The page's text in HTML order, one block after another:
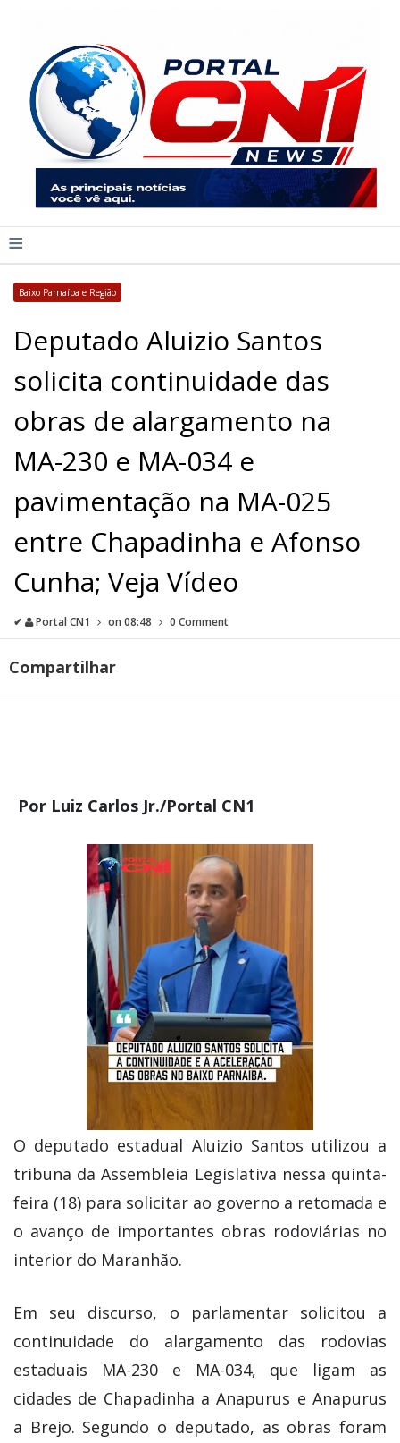
≡
Baixo Parnaíba e Região
Deputado Aluizio Santos
solicita continuidade das
obras de alargamento na
MA-230 e MA-034 e
pavimentação na MA-025
entre Chapadinha e Afonso
Cunha; Veja Vídeo
✔ Portal CN1 on 08:48 0 Comment
Compartilhar
Por Luiz Carlos Jr./Portal CN1
O deputado estadual Aluizio Santos utilizou a
tribuna da Assembleia Legislativa nessa quinta-
feira (18) para solicitar ao governo a retomada e
o avanço de importantes obras rodoviárias no
interior do Maranhão.
Em seu discurso, o parlamentar solicitou a
continuidade do alargamento das rodovias
estaduais MA-230 e MA-034, que ligam as
cidades de Chapadinha a Anapurus e Anapurus
a Brejo. Segundo o deputado, as obras foram